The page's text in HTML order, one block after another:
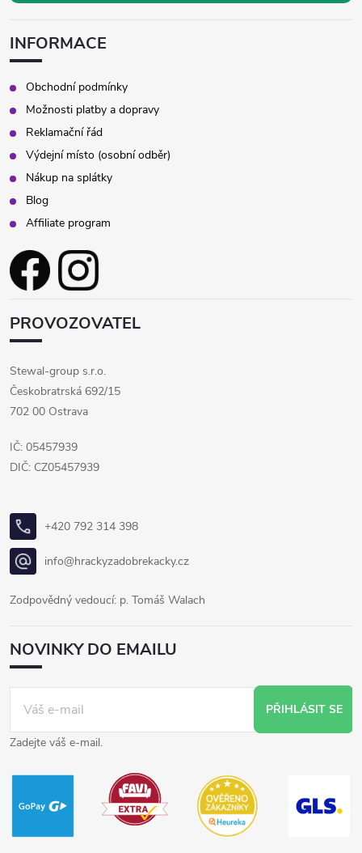
INFORMACE
Obchodní podmínky
Možnosti platby a dopravy
Reklamační řád
Výdejní místo (osobní odběr)
Nákup na splátky
Blog
Affiliate program
PROVOZOVATEL
Stewal-group s.r.o.
Českobratrská 692/15
702 00 Ostrava
IČ: 05457939
DIČ: CZ05457939
+420 792 314 398
info@hrackyzadobrekacky.cz
Zodpovědný vedoucí: p. Tomáš Walach
NOVINKY DO EMAILU
PŘIHLÁSIT SE
Zadejte váš e-mail.